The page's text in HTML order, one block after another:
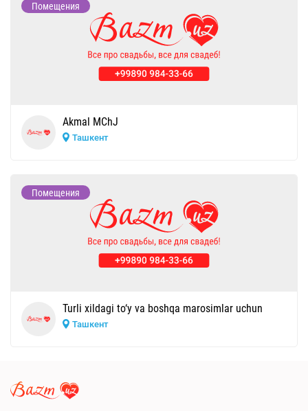
Помещения
Akmal MChJ
Ташкент
Помещения
Turli xildagi to‘y va boshqa marosimlar uchun
Ташкент